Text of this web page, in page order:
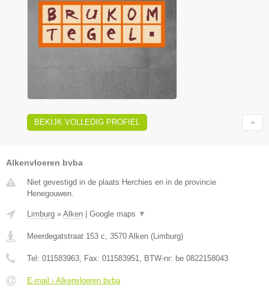
BEKIJK VOLLEDIG PROFIEL
Alkenvloeren bvba
Niet gevestigd in de plaats Herchies en in de provincie
Henegouwen.
Limburg » Alken Google maps ▼
Meerdegatstraat 153 c, 3570 Alken (Limburg)
Tel: 011583963, Fax: 011583951, BTW-nr: be 0822158043
E-mail › Alkenvloeren bvba